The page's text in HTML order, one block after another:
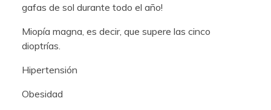
gafas de sol durante todo el año!
Miopía magna, es decir, que supere las cinco
dioptrías.
Hipertensión
Obesidad